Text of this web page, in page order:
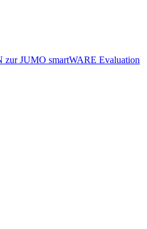
zur JUMO smartWARE Evaluation